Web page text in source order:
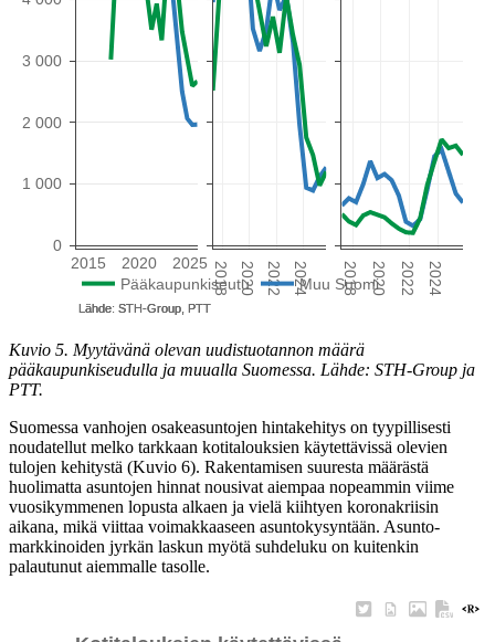
Kuvio 5. Myytävänä olevan uudistuotannon määrä
pääkaupunkiseudulla ja muualla Suomessa. Lähde: STH-Group ja
PTT.
Suomessa vanhojen osakeasuntojen hintakehitys on tyypillisesti
noudatellut melko tarkkaan kotitalouksien käytettävissä olevien
tulojen kehitystä (Kuvio 6). Rakentamisen suuresta määrästä
huolimatta asuntojen hinnat nousivat aiempaa nopeammin viime
vuosikymmenen lopusta alkaen ja vielä kiihtyen koronakriisin
aikana, mikä viittaa voimakkaaseen asuntokysyntään. Asunto-
markkinoiden jyrkän laskun myötä suhdeluku on kuitenkin
palautunut aiemmalle tasolle.